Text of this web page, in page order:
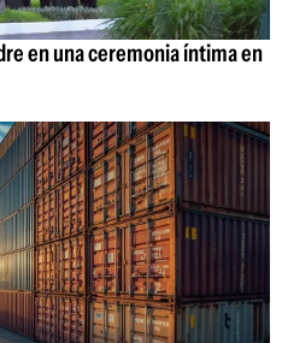
en una ceremonia íntima en